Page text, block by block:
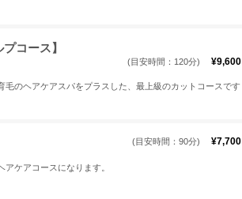
コース】
(目安時間：120分) ¥9,600
のヘアケアスパをプラスした、最上級のカットコースです
(目安時間：90分) ¥7,700
ケアコースになります。